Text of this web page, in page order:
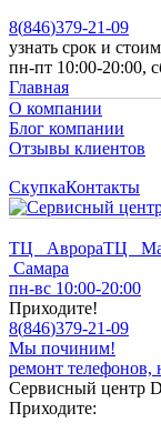
8(846)379-21-09
узнать срок и
пн-пт 10:00-20:00,
Главная
О компании
Блог компании
Отзывы клиентов
СкупкаКонтакты
ТЦ АврораТЦ
Самара
пн-вс 10:00-20:00
Приходите!
8(846)379-21-09
Мы починим!
ремонт телефонов,
Сервисный центр
Приходите: